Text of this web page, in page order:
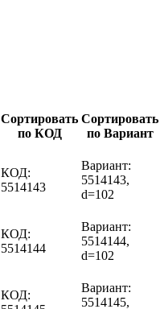
Сортировать
по КОД
Сортировать
по Вариант
КОД:
5514143
Вариант:
5514143,
d=102
КОД:
5514144
Вариант:
5514144,
d=102
КОД:
Вариант:
5514145,